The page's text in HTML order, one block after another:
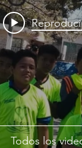
Todos los